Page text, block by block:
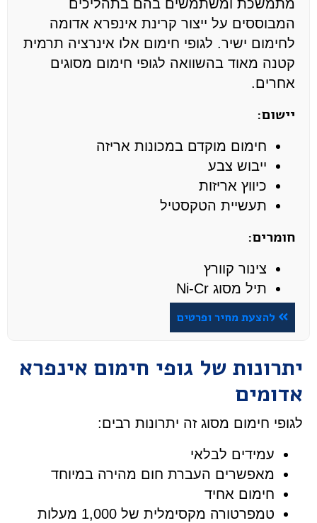
מתמשכת ומשתמשים בהם בתהליכים
המבוססים על ייצור קרינת אינפרא אדומה
לחימום ישיר. לגופי חימום אלו אינרציה תרמית
קטנה מאוד בהשוואה לגופי חימום מסוגים
אחרים.
יישום:
חימום מוקדם במכונות אריזה
ייבוש צבע
כיווץ אריזות
תעשיית הטקסטיל
חומרים:
צינור קוורץ
תיל מסוג Ni-Cr
להצעת מחיר ופרטים
יתרונות של גופי חימום אינפרא
אדומים
לגופי חימום מסוג זה יתרונות רבים:
עמידים לבלאי
מאפשרים העברת חום מהירה במיוחד
חימום אחיד
טמפרטורה מקסימלית של 1,000 מעלות